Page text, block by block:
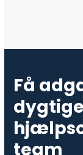
Få
team